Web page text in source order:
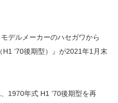
デルメーカーのハセガワから
H1 ’70後期型）』が2021年1月末
1970年式 H1 ’70後期型を再